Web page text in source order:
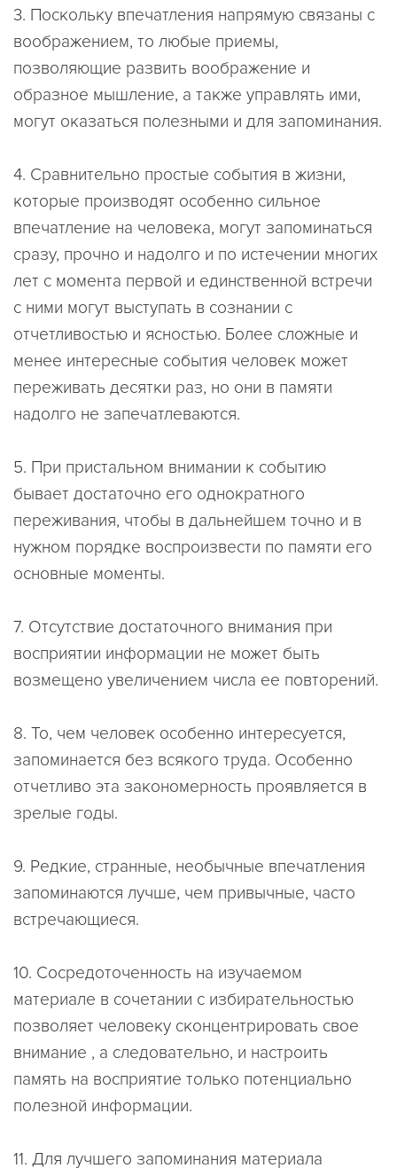
3. Поскольку впечатления напрямую связаны с
воображением, то любые приемы,
позволяющие развить воображение и
образное мышление, а также управлять ими,
могут оказаться полезными и для запоминания.
4. Сравнительно простые события в жизни,
которые производят особенно сильное
впечатление на человека, могут запоминаться
сразу, прочно и надолго и по истечении многих
лет с момента первой и единственной встречи
с ними могут выступать в сознании с
отчетливостью и ясностью. Более сложные и
менее интересные события человек может
переживать десятки раз, но они в памяти
надолго не запечатлеваются.
5. При пристальном внимании к событию
бывает достаточно его однократного
переживания, чтобы в дальнейшем точно и в
нужном порядке воспроизвести по памяти его
основные моменты.
7. Отсутствие достаточного внимания при
восприятии информации не может быть
возмещено увеличением числа ее повторений.
8. То, чем человек особенно интересуется,
запоминается без всякого труда. Особенно
отчетливо эта закономерность проявляется в
зрелые годы.
9. Редкие, странные, необычные впечатления
запоминаются лучше, чем привычные, часто
встречающиеся.
10. Сосредоточенность на изучаемом
материале в сочетании с избирательностью
позволяет человеку сконцентрировать свое
внимание , а следовательно, и настроить
память на восприятие только потенциально
полезной информации.
11. Для лучшего запоминания материала